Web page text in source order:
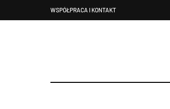
WSPÓŁPRACA I KONTAKT